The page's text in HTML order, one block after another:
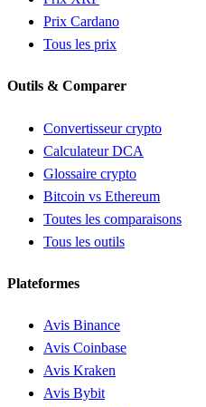
Prix Cardano
Tous les prix
Outils & Comparer
Convertisseur crypto
Calculateur DCA
Glossaire crypto
Bitcoin vs Ethereum
Toutes les comparaisons
Tous les outils
Plateformes
Avis Binance
Avis Coinbase
Avis Kraken
Avis Bybit